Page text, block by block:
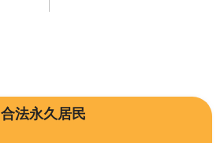
合法永久居民